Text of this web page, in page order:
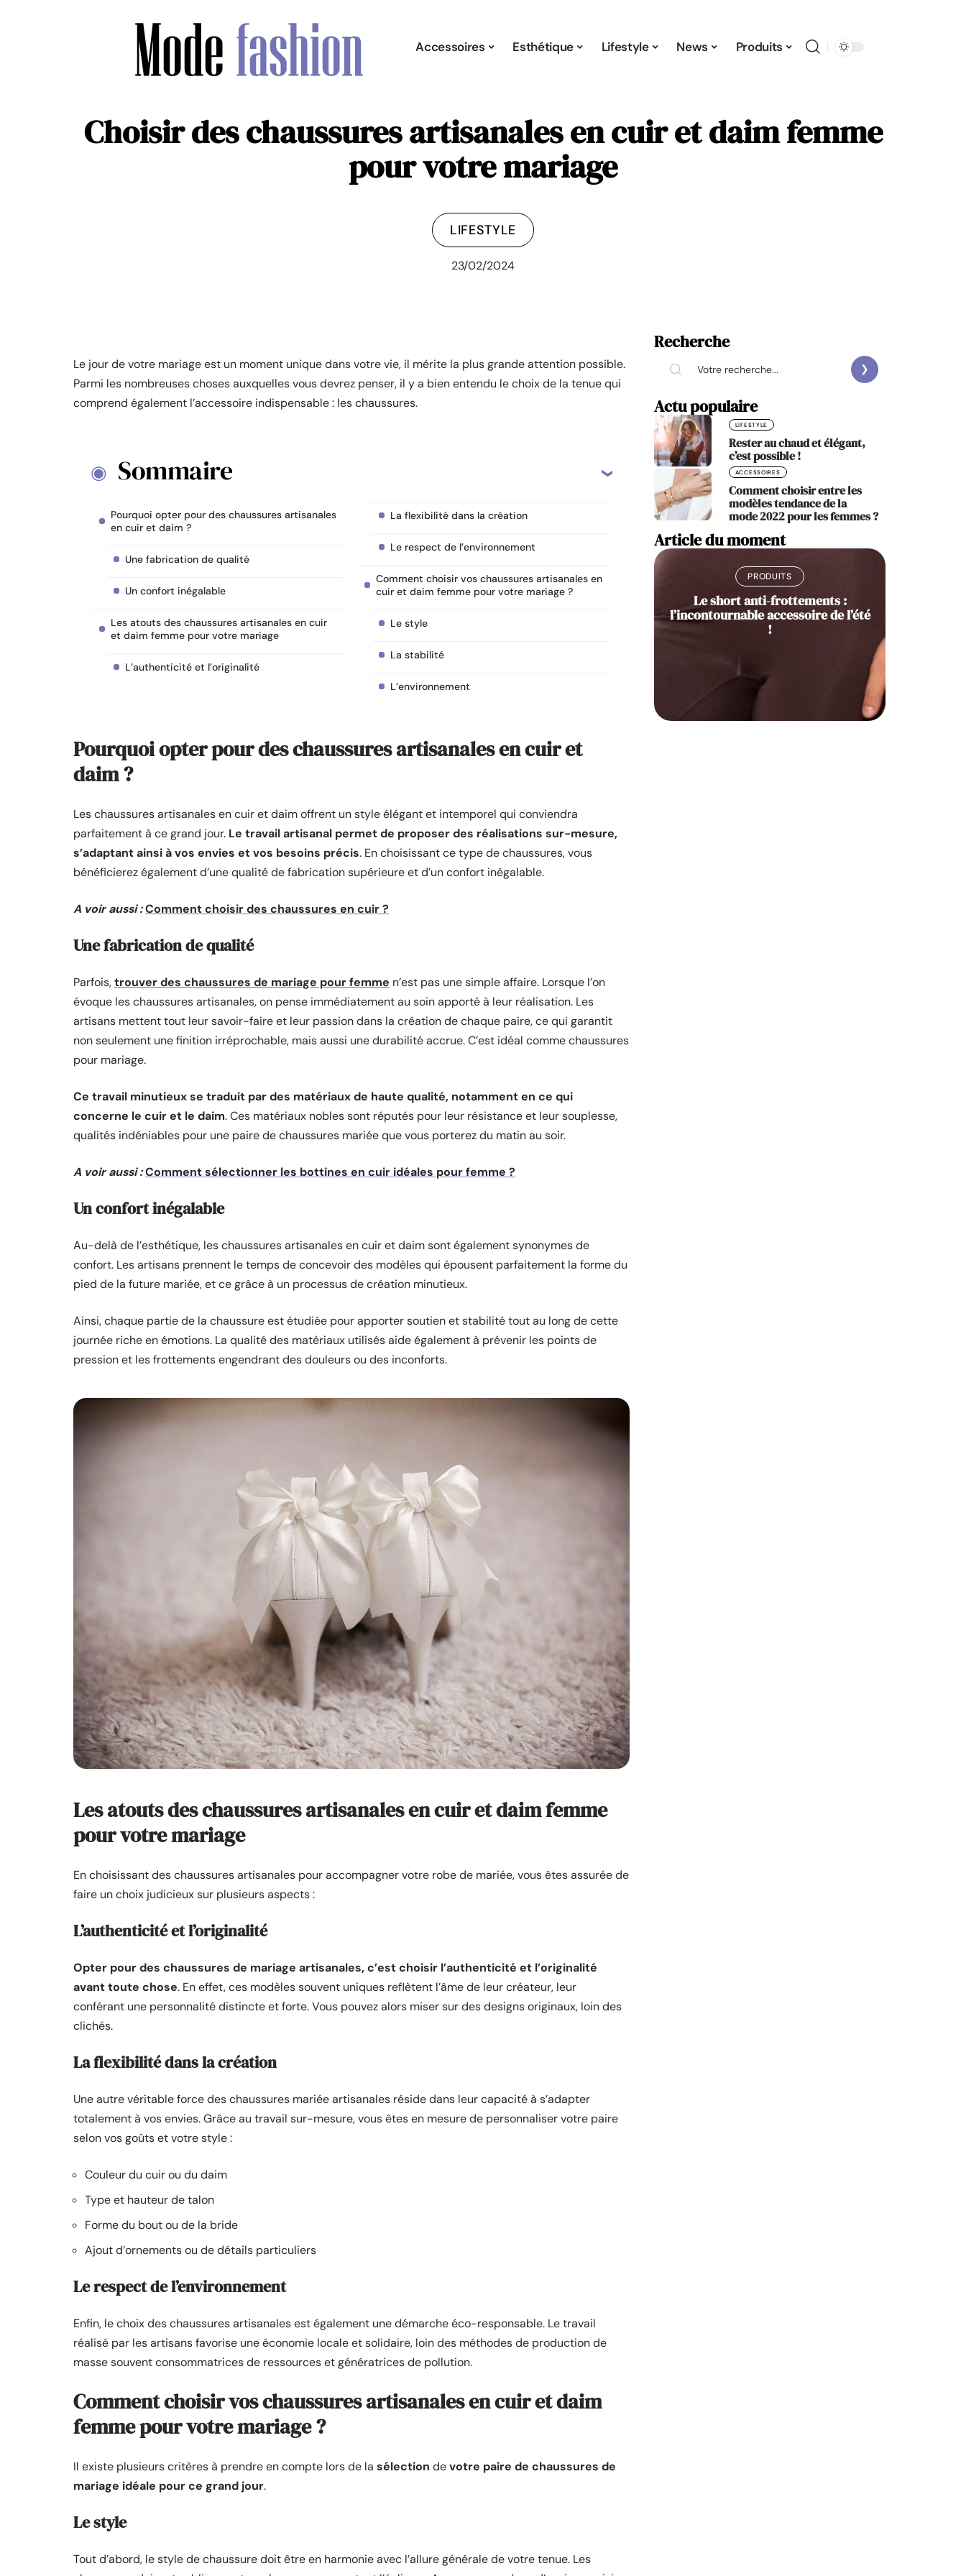
Accessoires Esthétique Lifestyle News Produits
Choisir des chaussures artisanales en cuir et daim femme
pour votre mariage
LIFESTYLE
23/02/2024
Le jour de votre mariage est un moment unique dans votre vie, il mérite la plus grande attention possible.
Parmi les nombreuses choses auxquelles vous devrez penser, il y a bien entendu le choix de la tenue qui
comprend également l’accessoire indispensable : les chaussures.
Sommaire
Pourquoi opter pour des chaussures artisanales
en cuir et daim ?
Une fabrication de qualité
Un confort inégalable
Les atouts des chaussures artisanales en cuir
et daim femme pour votre mariage
L’authenticité et l’originalité
La flexibilité dans la création
Le respect de l’environnement
Comment choisir vos chaussures artisanales en
cuir et daim femme pour votre mariage ?
Le style
La stabilité
L’environnement
Pourquoi opter pour des chaussures artisanales en cuir et
daim ?
Les chaussures artisanales en cuir et daim offrent un style élégant et intemporel qui conviendra
parfaitement à ce grand jour. Le travail artisanal permet de proposer des réalisations sur-mesure,
s’adaptant ainsi à vos envies et vos besoins précis. En choisissant ce type de chaussures, vous
bénéficierez également d’une qualité de fabrication supérieure et d’un confort inégalable.
A voir aussi :Comment choisir des chaussures en cuir ?
Une fabrication de qualité
Parfois,trouver des chaussures de mariage pour femme n’est pas une simple affaire. Lorsque l’on
évoque les chaussures artisanales, on pense immédiatement au soin apporté à leur réalisation. Les
artisans mettent tout leur savoir-faire et leur passion dans la création de chaque paire, ce qui garantit
non seulement une finition irréprochable, mais aussi une durabilité accrue. C’est idéal comme chaussures
pour mariage.
Ce travail minutieux se traduit par des matériaux de haute qualité, notamment en ce qui
concerne le cuir et le daim. Ces matériaux nobles sont réputés pour leur résistance et leur souplesse,
qualités indéniables pour une paire de chaussures mariée que vous porterez du matin au soir.
A voir aussi :Comment sélectionner les bottines en cuir idéales pour femme ?
Un confort inégalable
Au-delà de l’esthétique, les chaussures artisanales en cuir et daim sont également synonymes de
confort. Les artisans prennent le temps de concevoir des modèles qui épousent parfaitement la forme du
pied de la future mariée, et ce grâce à un processus de création minutieux.
Ainsi, chaque partie de la chaussure est étudiée pour apporter soutien et stabilité tout au long de cette
journée riche en émotions. La qualité des matériaux utilisés aide également à prévenir les points de
pression et les frottements engendrant des douleurs ou des inconforts.
Les atouts des chaussures artisanales en cuir et daim femme
pour votre mariage
En choisissant des chaussures artisanales pour accompagner votre robe de mariée, vous êtes assurée de
faire un choix judicieux sur plusieurs aspects :
L’authenticité et l’originalité
Opter pour des chaussures de mariage artisanales, c’est choisir l’authenticité et l’originalité
avant toute chose. En effet, ces modèles souvent uniques reflètent l’âme de leur créateur, leur
conférant une personnalité distincte et forte. Vous pouvez alors miser sur des designs originaux, loin des
clichés.
La flexibilité dans la création
Une autre véritable force des chaussures mariée artisanales réside dans leur capacité à s’adapter
totalement à vos envies. Grâce au travail sur-mesure, vous êtes en mesure de personnaliser votre paire
selon vos goûts et votre style :
Couleur du cuir ou du daim
Type et hauteur de talon
Forme du bout ou de la bride
Ajout d’ornements ou de détails particuliers
Le respect de l’environnement
Enfin, le choix des chaussures artisanales est également une démarche éco-responsable. Le travail
réalisé par les artisans favorise une économie locale et solidaire, loin des méthodes de production de
masse souvent consommatrices de ressources et génératrices de pollution.
Comment choisir vos chaussures artisanales en cuir et daim
femme pour votre mariage ?
Il existe plusieurs critères à prendre en compte lors de la sélection devotre paire de chaussures de
mariage idéale pour ce grand jour.
Le style
Tout d’abord, le style de chaussure doit être en harmonie avec l’allure générale de votre tenue. Les
Recherche
Actu populaire
LIFESTYLE
Rester au chaud et élégant,
c’est possible !
ACCESSOIRES
Comment choisir entre les
modèles tendance de la
mode 2022 pour les femmes ?
Article du moment
PRODUITS
Le short anti-frottements :
l’incontournable accessoire de l’été
!